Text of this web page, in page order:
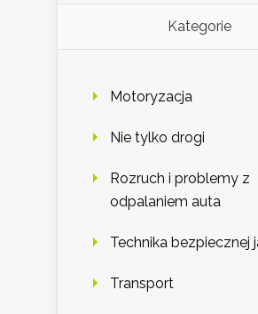
Kategorie
Motoryzacja
Nie tylko drogi
Rozruch i problemy z
odpalaniem auta
Technika bezpiecznej
Transport